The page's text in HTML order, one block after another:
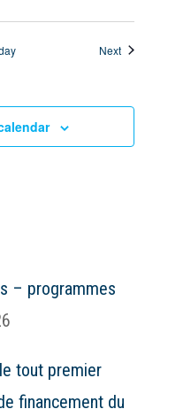
NextEvents
– programmes
tout premier
financement du